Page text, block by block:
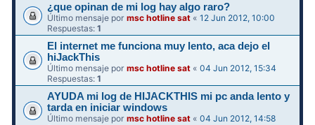
¿que opinan de mi log hay algo raro?
Último mensaje pormsc hotline sat «12 Jun 2012, 10:00
Respuestas:1
El internet me funciona muy lento, aca dejo el
hiJackThis
Último mensaje pormsc hotline sat «04 Jun 2012, 15:34
Respuestas:1
AYUDA mi log de HIJACKTHIS mi pc anda lento y
tarda en iniciar windows
Último mensaje pormsc hotline sat «04 Jun 2012, 14:58